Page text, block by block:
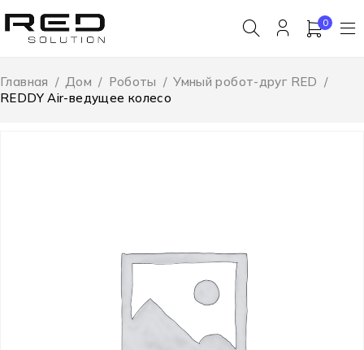
0
Главная / Дом / Роботы / Умный робот-друг RED /
REDDY Air-ведущее колесо